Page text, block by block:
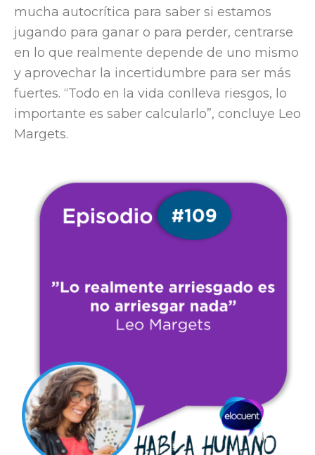
mucha autocrítica para saber si estamos
jugando para ganar o para perder, centrarse
en lo que realmente depende de uno mismo
y aprovechar la incertidumbre para ser más
fuertes. “Todo en la vida conlleva riesgos, lo
importante es saber calcularlo”, concluye Leo
Margets.